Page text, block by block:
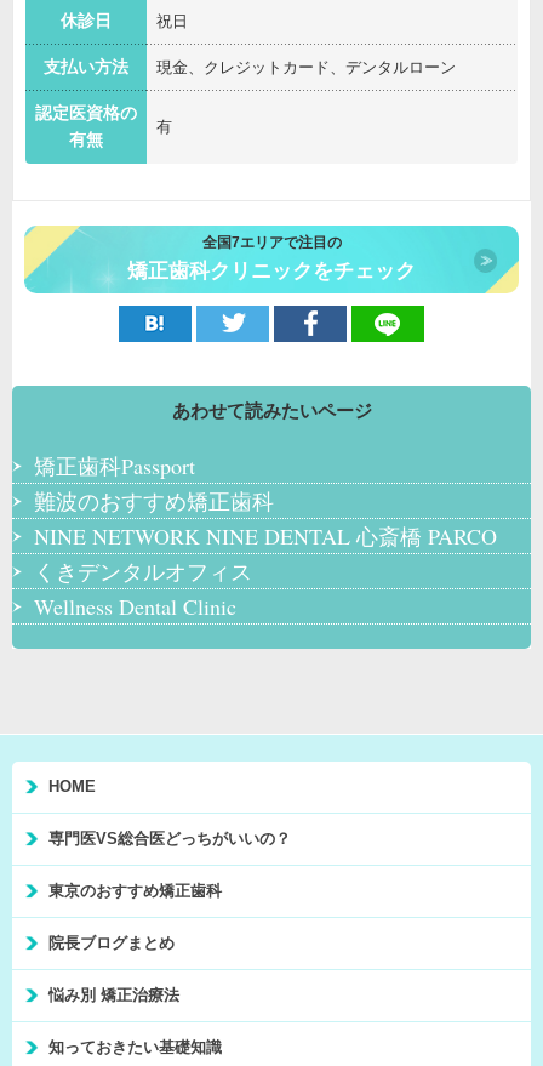
休診日 祝日
支払い方法 現金、クレジットカード、デンタルローン
認定医資格の
有無
有
全国7エリアで注目の
矯正歯科クリニックをチェック
あわせて読みたいページ
矯正歯科Passport
難波のおすすめ矯正歯科
NINE NETWORK NINE DENTAL 心斎橋 PARCO
くきデンタルオフィス
Wellness Dental Clinic
HOME
専門医VS総合医どっちがいいの？
東京のおすすめ矯正歯科
院長ブログまとめ
悩み別 矯正治療法
知っておきたい基礎知識